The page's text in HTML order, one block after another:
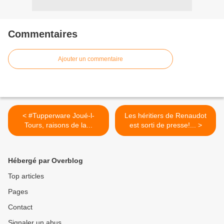
Commentaires
Ajouter un commentaire
< #Tupperware Joué-l-
Tours, raisons de la...
Les héritiers de Renaudot
est sorti de presse!... >
Hébergé par Overblog
Top articles
Pages
Contact